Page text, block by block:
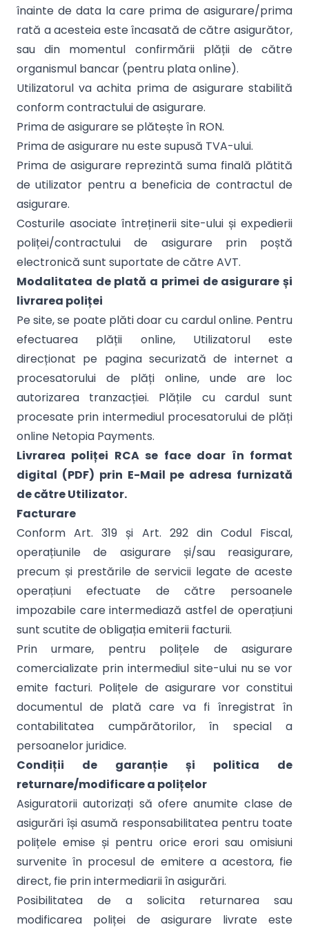
înainte de data la care prima de asigurare/prima
rată a acesteia este încasată de către asigurător,
sau din momentul confirmării plății de către
organismul bancar (pentru plata online).
Utilizatorul va achita prima de asigurare stabilită
conform contractului de asigurare.
Prima de asigurare se plătește în RON.
Prima de asigurare nu este supusă TVA-ului.
Prima de asigurare reprezintă suma finală plătită
de utilizator pentru a beneficia de contractul de
asigurare.
Costurile asociate întreținerii site-ului și expedierii
poliței/contractului de asigurare prin poștă
electronică sunt suportate de către AVT.
Modalitatea de plată a primei de asigurare și
livrarea poliței
Pe site, se poate plăti doar cu cardul online. Pentru
efectuarea plății online, Utilizatorul este
direcționat pe pagina securizată de internet a
procesatorului de plăți online, unde are loc
autorizarea tranzacției. Plățile cu cardul sunt
procesate prin intermediul procesatorului de plăți
online Netopia Payments.
Livrarea poliței RCA se face doar în format
digital (PDF) prin E-Mail pe adresa furnizată
de către Utilizator.
Facturare
Conform Art. 319 și Art. 292 din Codul Fiscal,
operațiunile de asigurare și/sau reasigurare,
precum și prestările de servicii legate de aceste
operațiuni efectuate de către persoanele
impozabile care intermediază astfel de operațiuni
sunt scutite de obligația emiterii facturii.
Prin urmare, pentru polițele de asigurare
comercializate prin intermediul site-ului nu se vor
emite facturi. Polițele de asigurare vor constitui
documentul de plată care va fi înregistrat în
contabilitatea cumpărătorilor, în special a
persoanelor juridice.
Condiții de garanție și politica de
returnare/modificare a polițelor
Asiguratorii autorizați să ofere anumite clase de
asigurări își asumă responsabilitatea pentru toate
polițele emise și pentru orice erori sau omisiuni
survenite în procesul de emitere a acestora, fie
direct, fie prin intermediarii în asigurări.
Posibilitatea de a solicita returnarea sau
modificarea poliței de asigurare livrate este